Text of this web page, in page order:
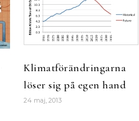
Klimatförändringarna
löser sig på egen hand
24 maj, 2013